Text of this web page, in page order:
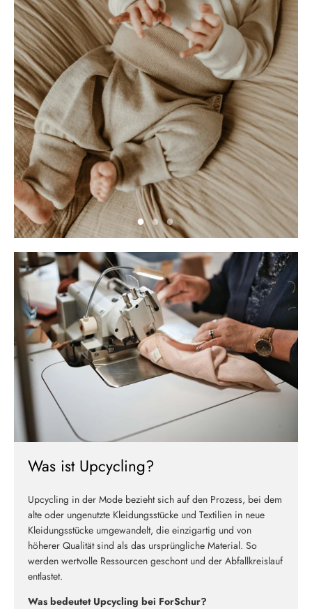
Was ist Upcycling?
Upcycling in der Mode bezieht sich auf den Prozess, bei dem
alte oder ungenutzte Kleidungsstücke und Textilien in neue
Kleidungsstücke umgewandelt, die einzigartig und von
höherer Qualität sind als das ursprüngliche Material. So
werden wertvolle Ressourcen geschont und der Abfallkreislauf
entlastet.
Was bedeutet Upcycling bei ForSchur?
Neu hier?
Melde dich jetzt für unseren Newsletter an und erhalte einen 10%
Willkommensrabatt auf deine erste Bestellung
ABSCHICKEN